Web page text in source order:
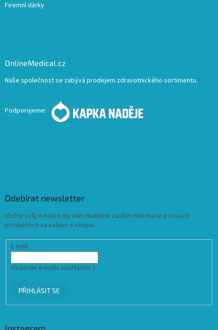
Firemní dárky
OnlineMedical.cz
Naše společnost se zabývá prodejem zdravotnického sortimentu.
Podporujeme:
Odebírat newsletter
Vložte svůj e-mail a my vám budeme zasílat informace o nových
produktech na našem e-shopu.
E-mail
Vložením e-mailu souhlasíte s
PŘIHLÁSIT SE
Instagram